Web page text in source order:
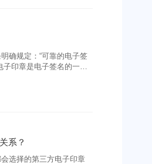
确规定：“可靠的电子签
子印章是电子签名的一种
有法律效力的。
系？
选择的第三方电子印章